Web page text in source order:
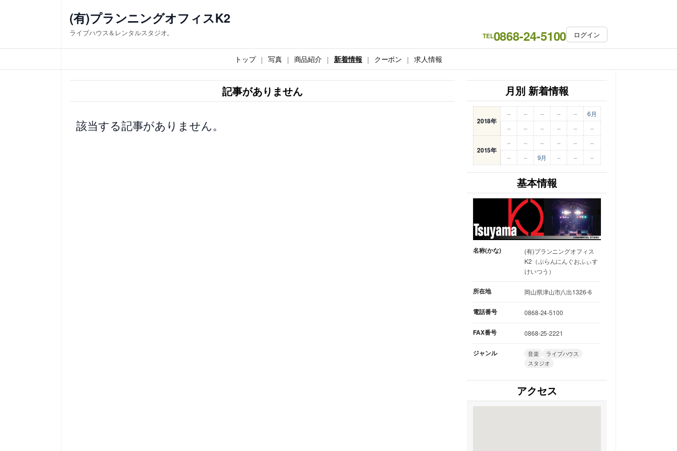
ス
キ
(有)プランニングオフィスK2
ライブハウス＆レンタルスタジオ。 TEL0868-24-5100 ログイン
トップ 写真 商品紹介 新着情報 クーポン 求人情報
記事がありません
該当する記事がありません。
月別 新着情報
2018年
– – – – –
6月
–
– – – – –
2015年
– – – – –
–
–
– 9月 – – –
基本情報
名称(かな)
(有)プランニングオフィス
K2（ぷらんにんぐおふぃす
けいつう）
所在地 岡山県津山市八出1326-6
電話番号 0868-24-5100
FAX番号 0868-25-2221
ジャンル 音楽
ライブハウス
スタジオ
アクセス